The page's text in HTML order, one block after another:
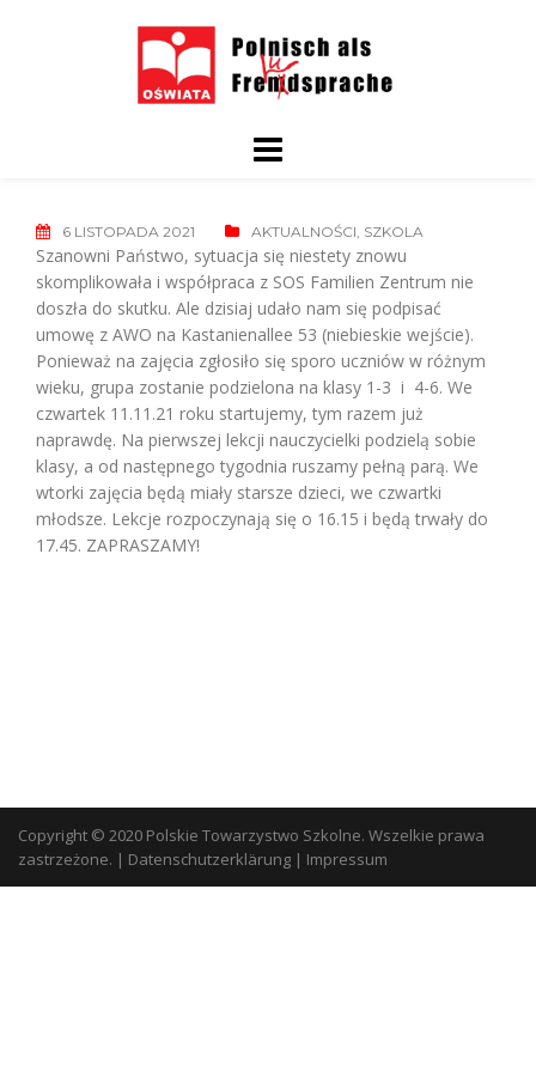
6 LISTOPADA 2021 AKTUALNOŚCI, SZKOLA
Szanowni Państwo, sytuacja się niestety znowu
skomplikowała i współpraca z SOS Familien Zentrum nie
doszła do skutku. Ale dzisiaj udało nam się podpisać
umowę z AWO na Kastanienallee 53 (niebieskie wejście).
Ponieważ na zajęcia zgłosiło się sporo uczniów w różnym
wieku, grupa zostanie podzielona na klasy 1-3 i 4-6. We
czwartek 11.11.21 roku startujemy, tym razem już
naprawdę. Na pierwszej lekcji nauczycielki podzielą sobie
klasy, a od następnego tygodnia ruszamy pełną parą. We
wtorki zajęcia będą miały starsze dzieci, we czwartki
młodsze. Lekcje rozpoczynają się o 16.15 i będą trwały do
17.45. ZAPRASZAMY!
Copyright © 2020 Polskie Towarzystwo Szkolne. Wszelkie prawa
zastrzeżone. | Datenschutzerklärung | Impressum